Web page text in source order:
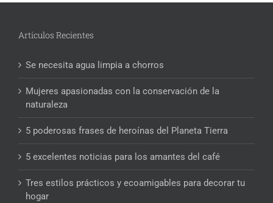
Artículos Recientes
Se necesita agua limpia a chorros
Mujeres apasionadas con la conservación de la
naturaleza
5 poderosas frases de heroínas del Planeta Tierra
5 excelentes noticias para los amantes del café
Tres estilos prácticos y ecoamigables para decorar tu
hogar